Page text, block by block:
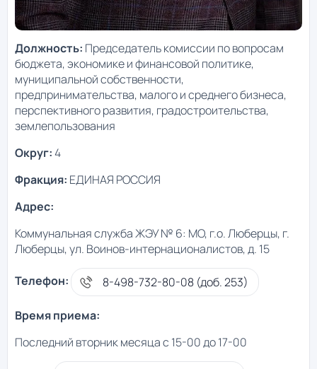
Должность: Председатель комиссии по вопросам
бюджета, экономике и финансовой политике,
муниципальной собственности,
предпринимательства, малого и среднего бизнеса,
перспективного развития, градостроительства,
землепользования
Округ:4
Фракция: ЕДИНАЯ РОССИЯ
Адрес:
Коммунальная служба ЖЭУ № 6: МО, г.о. Люберцы, г.
Люберцы, ул. Воинов-интернационалистов, д. 15
Телефон: 8-498-732-80-08 (доб. 253)
Время приема:
Последний вторник месяца с 15-00 до 17-00